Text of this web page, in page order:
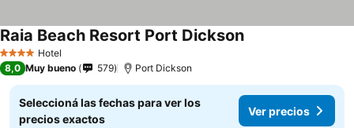
4 EstrellasHotel
Raia Beach Resort Port Dickson
8,0 Muy bueno 579 Port Dickson
Seleccioná las fechas para ver los
precios exactos
Ver precios